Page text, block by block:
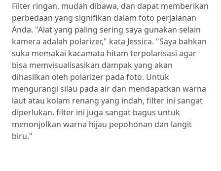
Filter ringan, mudah dibawa, dan dapat memberikan
perbedaan yang signifikan dalam foto perjalanan
Anda. "Alat yang paling sering saya gunakan selain
kamera adalah polarizer," kata Jessica. "Saya bahkan
suka memakai kacamata hitam terpolarisasi agar
bisa memvisualisasikan dampak yang akan
dihasilkan oleh polarizer pada foto. Untuk
mengurangi silau pada air dan mendapatkan warna
laut atau kolam renang yang indah, filter ini sangat
diperlukan. filter ini juga sangat bagus untuk
menonjolkan warna hijau pepohonan dan langit
biru."